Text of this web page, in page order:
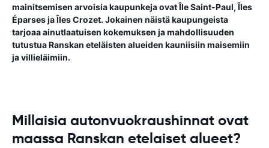
mainitsemisen arvoisia kaupunkeja ovat Île Saint-Paul, Îles
Éparses ja Îles Crozet. Jokainen näistä kaupungeista
tarjoaa ainutlaatuisen kokemuksen ja mahdollisuuden
tutustua Ranskan eteläisten alueiden kauniisiin maisemiin
ja villieläimiin.
Millaisia autonvuokraushinnat ovat
maassa Ranskan etelaiset alueet?